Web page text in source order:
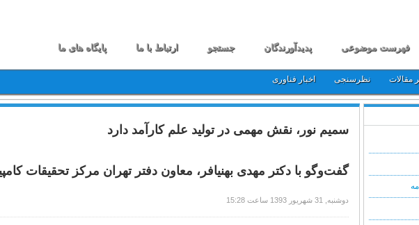
فهرست موضوعی پدیدآورندگان جستجو ارتباط با ما پایگاه های ما
مقالات نظرسنجی اخبار فناوری
سمیم نور، نقش مهمی در تولید علم کارآمد دارد
گفت‌وگو با دکتر مهدی بهنیافر، معاون دفتر تهران مرکز تحقیقات
دوشنبه, 31 شهریور 1393 ساعت 15:28